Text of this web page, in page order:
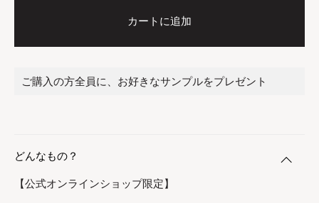
カートに追加
ご購入の方全員に、お好きなサンプルをプレゼント
どんなもの？
【公式オンラインショップ限定】